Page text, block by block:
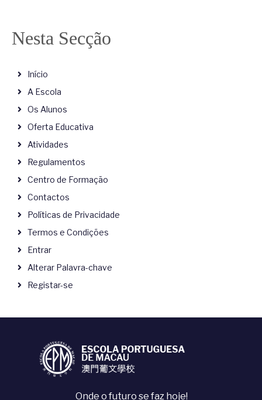
Nesta Secção
Início
A Escola
Os Alunos
Oferta Educativa
Atividades
Regulamentos
Centro de Formação
Contactos
Políticas de Privacidade
Termos e Condições
Entrar
Alterar Palavra-chave
Registar-se
Onde o futuro se faz hoje!